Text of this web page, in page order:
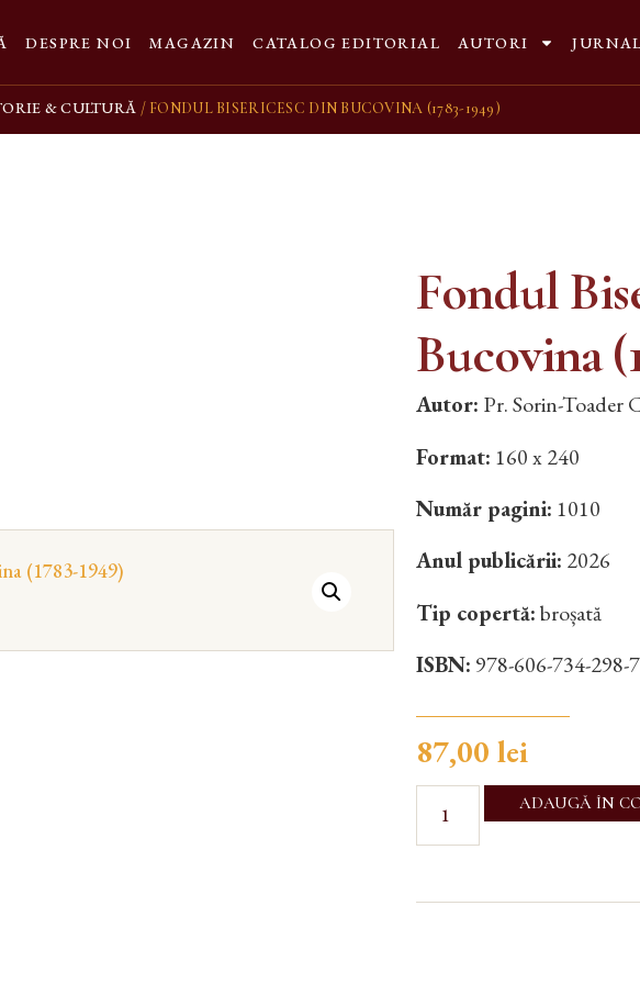
DESPRE NOI MAGAZIN CATALOG EDITORIAL AUTORI
& CULTURĂ / FONDUL BISERICESC DIN BUCOVINA (1783-1949)
Fondul
Bucovina
Autor: Pr. Sorin-Toader
Format: 160 x 240
Număr pagini: 1010
Anul publicării: 2026
Tip copertă:broșată
ISBN: 978-606-734-298-7
87,00 lei
ADAUGĂ ÎN